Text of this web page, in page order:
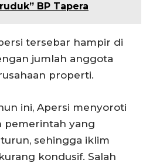
BP Tapera
tersebar hampir di
jumlah anggota
properti.
ini, Apersi menyoroti
pemerintah yang
sehingga iklim
kondusif. Salah